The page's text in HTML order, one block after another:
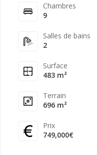
Chambres
9
Salles de bains
2
Surface
483 m²
Terrain
696 m²
Prix
749,000€